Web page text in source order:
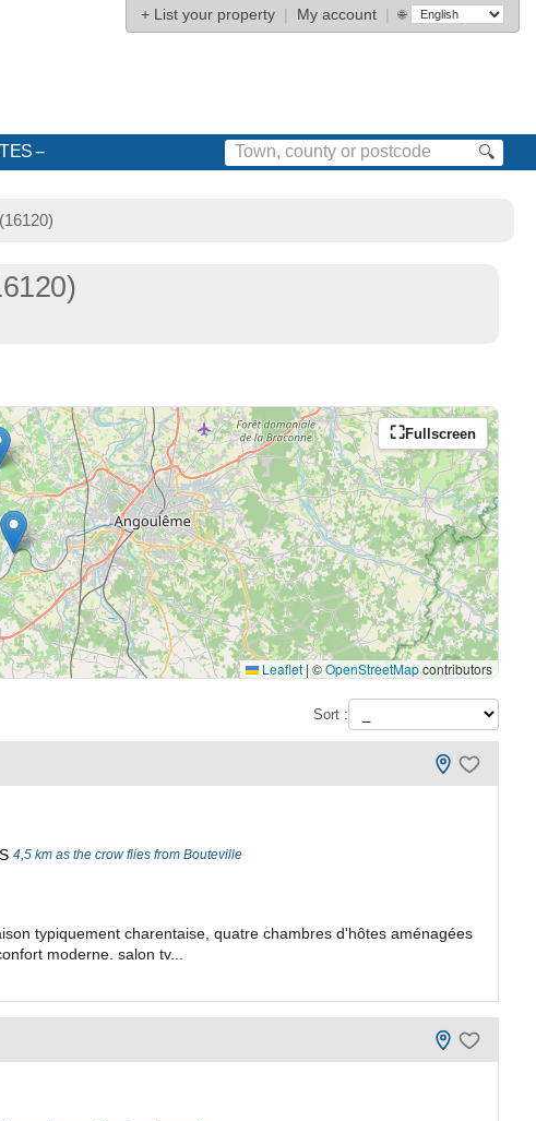
+ List your property | My account | 🌐
🔍
Fullscreen
Leaflet | ©OpenStreetMapcontributors
Sort :
4,5 km as the crow flies from Bouteville
typiquement charentaise, quatre chambres d'hôtes aménagées
moderne. salon tv...